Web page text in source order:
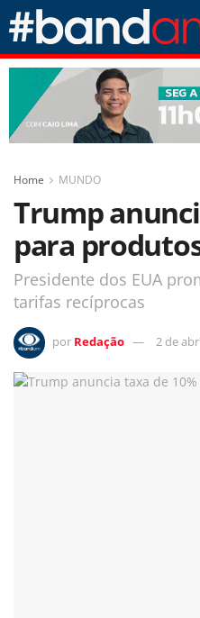
Home MUNDO
Trump
para
Presidente dos EUA
tarifas recíprocas
por Redação 2 de